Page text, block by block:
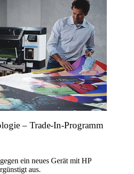
– Trade-In-Programm
ein neues Gerät mit HP
aus.